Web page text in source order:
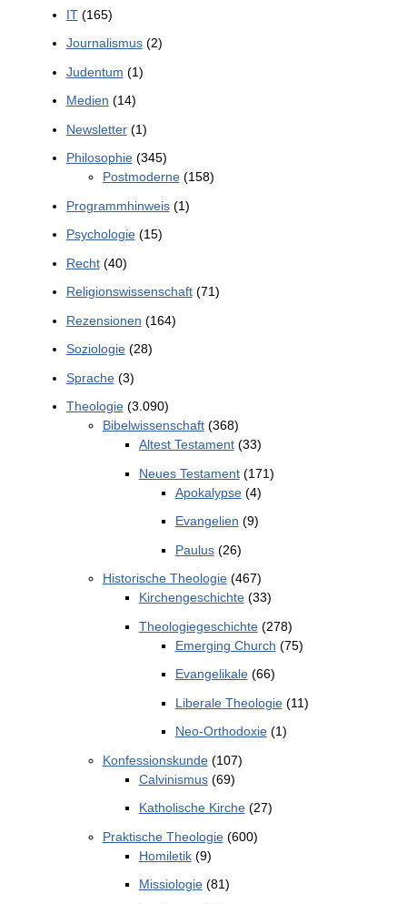
IT(165)
Journalismus(2)
Judentum (1)
Medien (14)
Newsletter(1)
Philosophie(345)
Postmoderne(158)
Programmhinweis(1)
Psychologie(15)
Recht(40)
Religionswissenschaft(71)
Rezensionen (164)
Soziologie(28)
Sprache(3)
Theologie(3.090)
Bibelwissenschaft(368)
Altest Testament(33)
Neues Testament(171)
Apokalypse(4)
Evangelien (9)
Paulus(26)
Historische Theologie(467)
Kirchengeschichte(33)
Theologiegeschichte(278)
Emerging Church (75)
Evangelikale(66)
Liberale Theologie(11)
Neo-Orthodoxie(1)
Konfessionskunde(107)
Calvinismus(69)
Katholische Kirche(27)
Praktische Theologie(600)
Homiletik(9)
Missiologie(81)